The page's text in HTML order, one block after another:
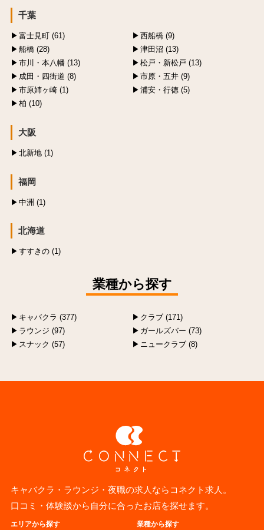
千葉
富士見町 (61)
西船橋 (9)
船橋 (28)
津田沼 (13)
市川・本八幡 (13)
松戸・新松戸 (13)
成田・四街道 (8)
市原・五井 (9)
市原姉ヶ崎 (1)
浦安・行徳 (5)
柏 (10)
大阪
北新地 (1)
福岡
中洲 (1)
北海道
すすきの (1)
業種から探す
キャバクラ (377)
クラブ (171)
ラウンジ (97)
ガールズバー (73)
スナック (57)
ニュークラブ (8)
キャバクラ・ラウンジ・夜職の求人ならコネクト求人。
口コミ・体験談から自分に合ったお店を探せます。
エリアから探す 業種から探す